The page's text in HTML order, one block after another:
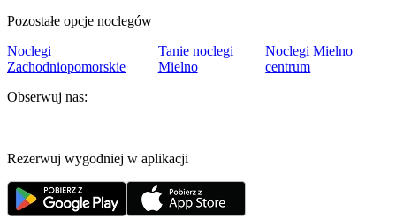
Pozostałe opcje noclegów
Noclegi
Zachodniopomorskie
Tanie noclegi
Mielno
Noclegi Mielno
centrum
Obserwuj nas:
Rezerwuj wygodniej w aplikacji